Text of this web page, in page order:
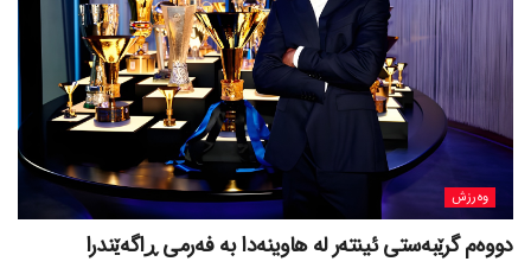
وەرزش
دووەم گرێبەستی ئینتەر لە هاوینەدا بە فەرمی ڕاگەێندرا